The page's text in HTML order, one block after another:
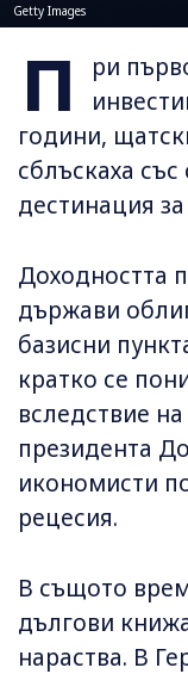
Getty Images
П
ри
години,
сблъскаха
дестинация
Доходността
държави
базисни
кратко се
вследствие
президента
икономисти
рецесия.
В същото
дългови
нараства. В